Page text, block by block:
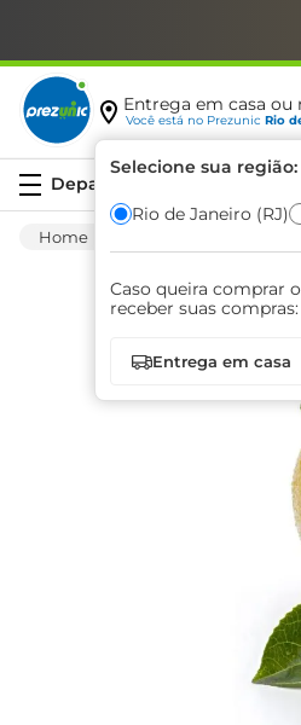
Entrega em casa ou
Você está no Prezunic Rio
Selecione sua região:
Rio de Janeiro (RJ)
Caso queira comprar
receber suas compras:
Entrega em casa